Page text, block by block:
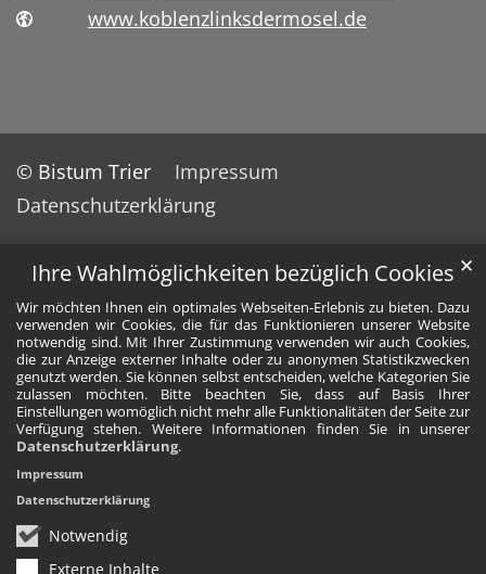
Ihre Wahlmöglichkeiten bezüglich Cookies
Wir möchten Ihnen ein optimales Webseiten-Erlebnis zu bieten. Dazu
verwenden wir Cookies, die für das Funktionieren unserer Website
notwendig sind. Mit Ihrer Zustimmung verwenden wir auch Cookies,
die zur Anzeige externer Inhalte oder zu anonymen Statistikzwecken
genutzt werden. Sie können selbst entscheiden, welche Kategorien Sie
zulassen möchten. Bitte beachten Sie, dass auf Basis Ihrer
Einstellungen womöglich nicht mehr alle Funktionalitäten der Seite zur
Verfügung stehen. Weitere Informationen finden Sie in unserer
Datenschutzerklärung.
Notwendig
Externe Inhalte
✕
Impressum
Datenschutzerklärung
www.koblenzlinksdermosel.de
© Bistum Trier
Impressum
Datenschutzerklärung